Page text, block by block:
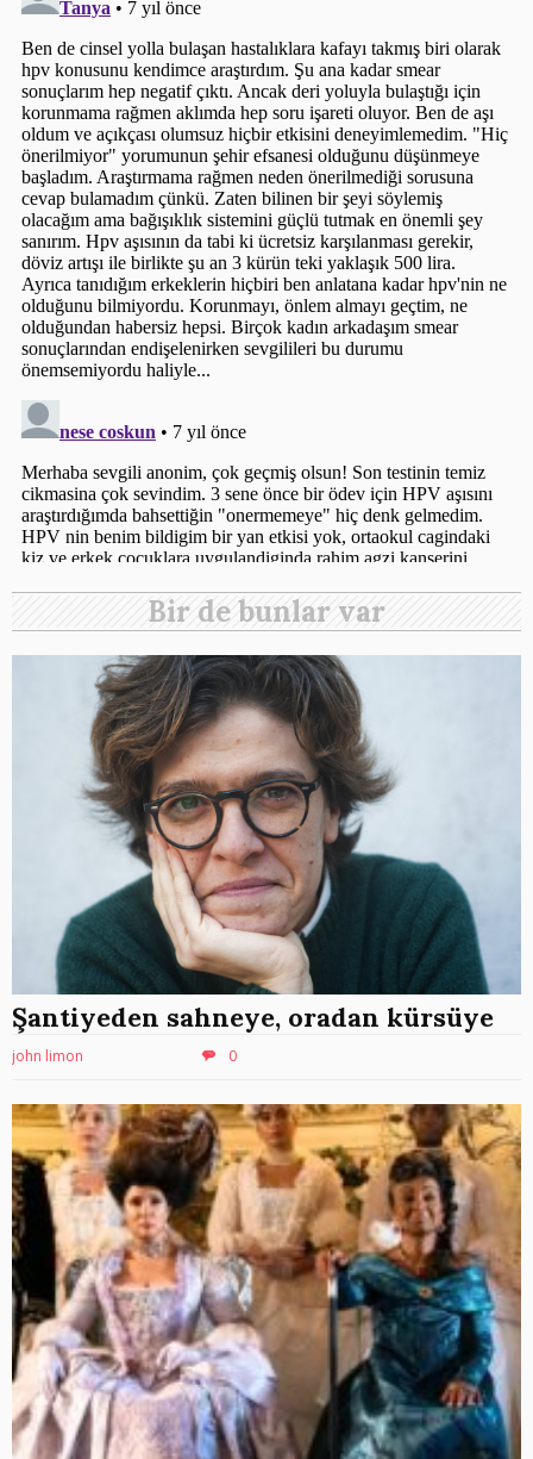
Bir de bunlar var
Şantiyeden sahneye, oradan kürsüye
john limon 0